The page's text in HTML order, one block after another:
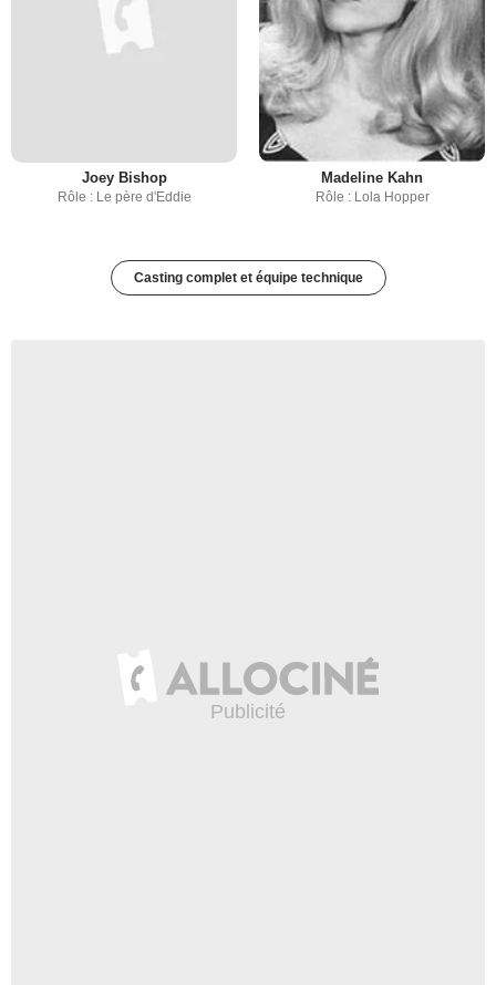
Joey Bishop
Rôle : Le père d'Eddie
Madeline Kahn
Rôle : Lola Hopper
Casting complet et équipe technique